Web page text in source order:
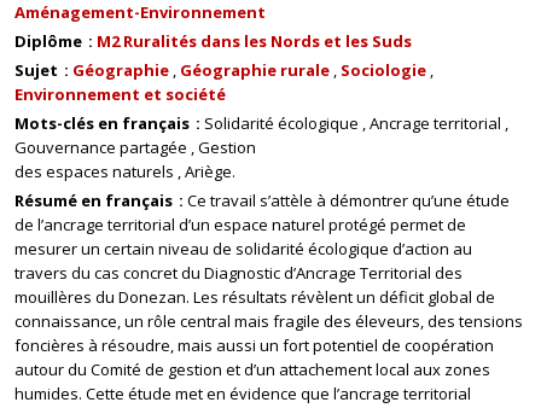
Aménagement-Environnement
Diplôme
M2 Ruralités dans les Nords et les Suds
Sujet
Géographie Géographie rurale Sociologie
Environnement et société
Mots-clés en français
Solidarité écologique Ancrage territorial
Gouvernance partagée Gestion
des espaces naturels Ariège.
Résumé en français
Ce travail s’attèle à démontrer qu’une étude
de l’ancrage territorial d’un espace naturel protégé permet de
mesurer un certain niveau de solidarité écologique d’action au
travers du cas concret du Diagnostic d’Ancrage Territorial des
mouillères du Donezan. Les résultats révèlent un déficit global de
connaissance, un rôle central mais fragile des éleveurs, des tensions
foncières à résoudre, mais aussi un fort potentiel de coopération
autour du Comité de gestion et d’un attachement local aux zones
humides. Cette étude met en évidence que l’ancrage territorial